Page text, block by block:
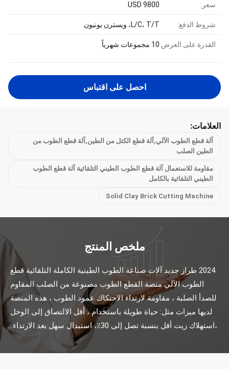
سعر: USD 9800
شروط الدفع: L/C، T/T، ويسترن يونيون
القدرة على العرض:10 مجموعات شهرياً
احصل على اقتباس
العلامات:
آلة قطع الطوب الآلي,آلة قطع الكتل من الطين,آلة قطع الطوب من
الطين الصلب
مقاومة للاستعمال آلة قطع الطوب الطيني التلقائية آلة قطع الطوب
الطيني التلقائية بالكامل
Solid Clay Brick Cutting Machine
ملخص المنتج
للصدأ الصلبة ، مقاومة لارتداء الاحتكاك عمود الطوب ، هذه المنصة
،استهلاك زيت أقل بنسبة تصل إلى 30٪، استبدال سهل بعد الارتداء...